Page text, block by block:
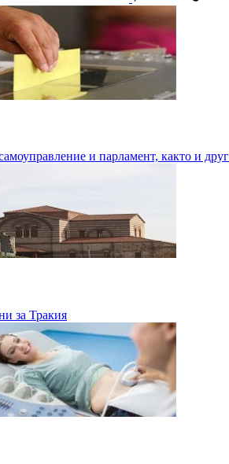
и парламент, както и
за Тракия